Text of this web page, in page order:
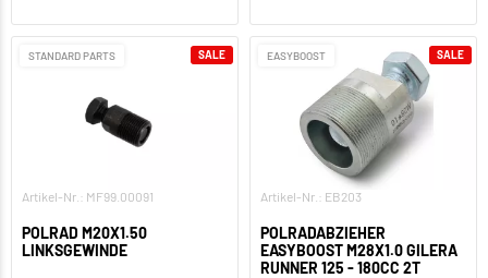
STANDARD PARTS
Artikel-Nr.: MF99.00091
POLRAD M20X1.50
LINKSGEWINDE
SALE EASYBOOST
Artikel-Nr.: EB203
POLRADABZIEHER
EASYBOOST M28X1.0 GILERA
RUNNER 125 - 180CC 2T
SALE